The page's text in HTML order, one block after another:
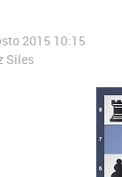
2015 10:15
Siles